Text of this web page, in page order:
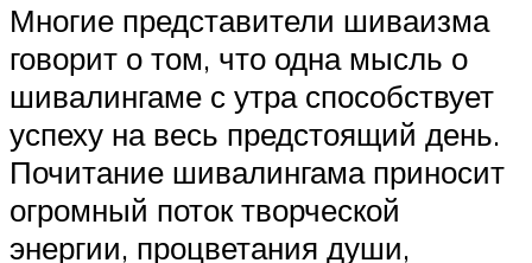
Многие представители шиваизма
говорит о том, что одна мысль о
шивалингаме с утра способствует
успеху на весь предстоящий день.
Почитание шивалингама приносит
огромный поток творческой
энергии, процветания души,